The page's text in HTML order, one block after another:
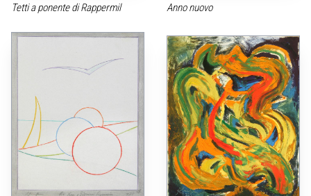
Tetti a ponente di Rappermil
Anno nuovo